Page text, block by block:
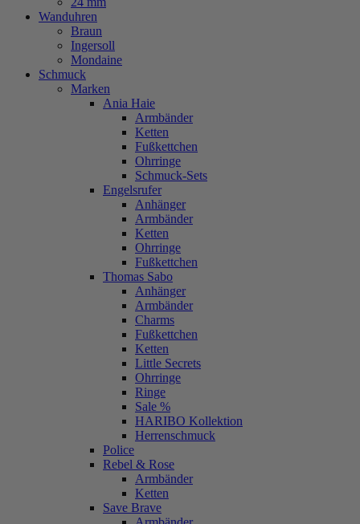
Wanduhren
Braun
Ingersoll
Mondaine
Schmuck
Marken
Ania Haie
Armbänder
Ketten
Fußkettchen
Ohrringe
Schmuck-Sets
Engelsrufer
Anhänger
Armbänder
Ketten
Ohrringe
Fußkettchen
Thomas Sabo
Anhänger
Armbänder
Charms
Fußkettchen
Ketten
Little Secrets
Ohrringe
Ringe
Sale %
HARIBO Kollektion
Herrenschmuck
Police
Rebel & Rose
Armbänder
Ketten
Save Brave